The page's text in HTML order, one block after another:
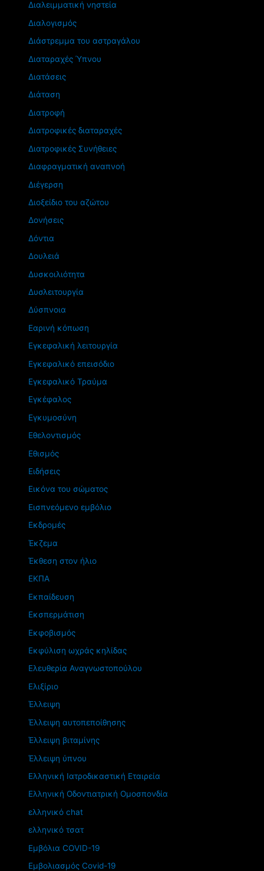
Διαλειμματική νηστεία
Διαλογισμός
Διάστρεμμα του αστραγάλου
Διαταραχές Ύπνου
Διατάσεις
Διάταση
Διατροφή
Διατροφικές διαταραχές
Διατροφικές Συνήθειες
Διαφραγματική αναπνοή
Διέγερση
Διοξείδιο του αζώτου
Δονήσεις
Δόντια
Δουλειά
Δυσκοιλιότητα
Δυσλειτουργία
Δύσπνοια
Εαρινή κόπωση
Εγκεφαλική λειτουργία
Εγκεφαλικό επεισόδιο
Εγκεφαλικό Τραύμα
Εγκέφαλος
Εγκυμοσύνη
Εθελοντισμός
Εθισμός
Ειδήσεις
Εικόνα του σώματος
Εισπνεόμενο εμβόλιο
Εκδρομές
Έκζεμα
Έκθεση στον ήλιο
ΕΚΠΑ
Εκπαίδευση
Εκσπερμάτιση
Εκφοβισμός
Εκφύλιση ωχράς κηλίδας
Ελευθερία Αναγνωστοπούλου
Ελιξίριο
Έλλειψη
Έλλειψη αυτοπεποίθησης
Έλλειψη βιταμίνης
Έλλειψη ύπνου
Ελληνική Ιατροδικαστική Εταιρεία
Ελληνική Οδοντιατρική Ομοσπονδία
ελληνικό chat
ελληνικό τσατ
Εμβόλια COVID-19
Εμβολιασμός Covid-19